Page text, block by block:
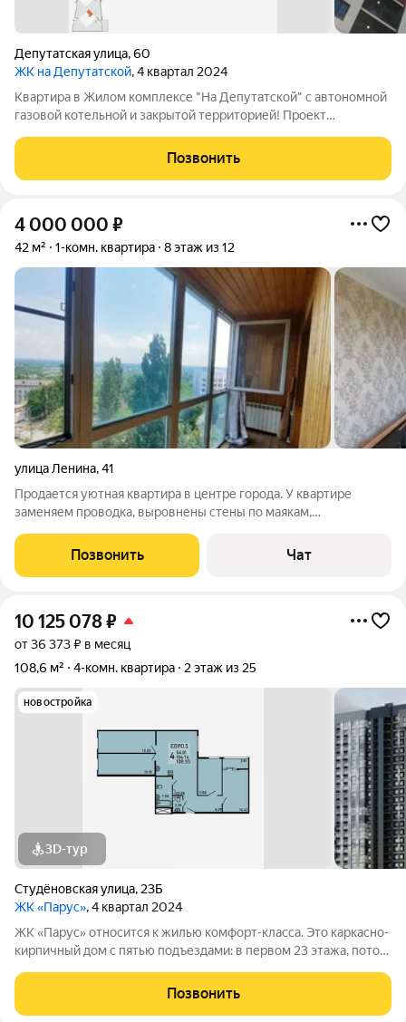
Депутатская улица,60
ЖК на Депутатской, 4 квартал 2024
Квартира в Жилом комплексе "На Депутатской" с автономной
газовой котельной и закрытой территорией! Проект
ипотеку по выгодной ставке поможет наш кредитный
специалист (услуга бесплатная). Одобрение
Позвонить
4 000 000 ₽
42 м² 1-комн. квартира 8 этаж из 12
улица Ленина,41
Продается уютная квартира в центре города. У квартире
заменяем проводка, выровнены стены по маякам,
новым линолеумом Tarket. Квартира находится в развитом
районе: в шаговой доступности детские и
Позвонить Чат
10 125 078₽
от 36 373 ₽ в месяц
108,6 м²
4-комн. квартира 2 этаж из 25
новостройка
3D-тур
Студёновская улица, 23Б
ЖК «Парус», 4 квартал 2024
ЖК «Парус» относится к жилью комфорт-класса. Это каркасно-
кирпичный дом с пятью подъездами: в первом 23 этажа, потом
этажей. Фасад облицован кирпичом, и здание выглядит
аккуратным и строгим.
Позвонить